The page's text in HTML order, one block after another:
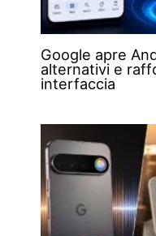
Google apre
alternativi e
interfaccia